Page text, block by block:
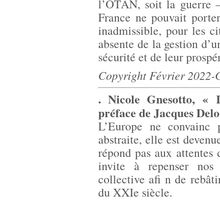
l’OTAN, soit la guerre
France ne pouvait
inadmissible, pour les
absente de la gestion
sécurité et de leur
Copyright Février 2022-
. Nicole Gnesotto, «
préface de Jacques
L’Europe ne
abstraite, elle est
répond pas aux
invite à repenser nos
collective afi n de
du XXIe siècle.